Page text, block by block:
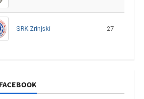
SRK Zrinjski 27